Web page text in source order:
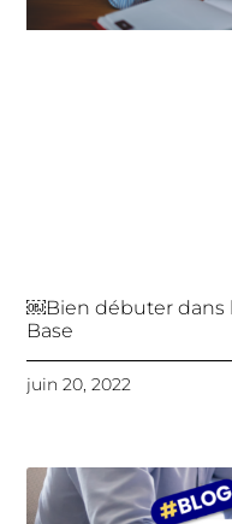
￼Bien débuter dans
Base
juin 20, 2022